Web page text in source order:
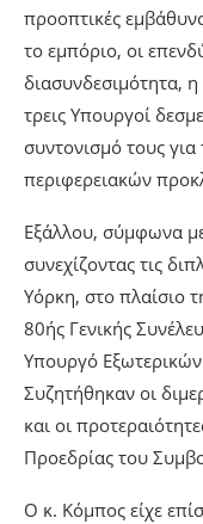
προοπτικές
το εμπόριο, οι
διασυνδεσιμότητα,
τρεις Υπουργοί
συντονισμό τους
περιφερειακών
Εξάλλου, σύμφωνα
συνεχίζοντας τις
Υόρκη, στο πλαίσιο
80ής Γενικής
Υπουργό
Συζητήθηκαν οι
και οι
Προεδρίας του
Ο κ. Κόμπος είχε